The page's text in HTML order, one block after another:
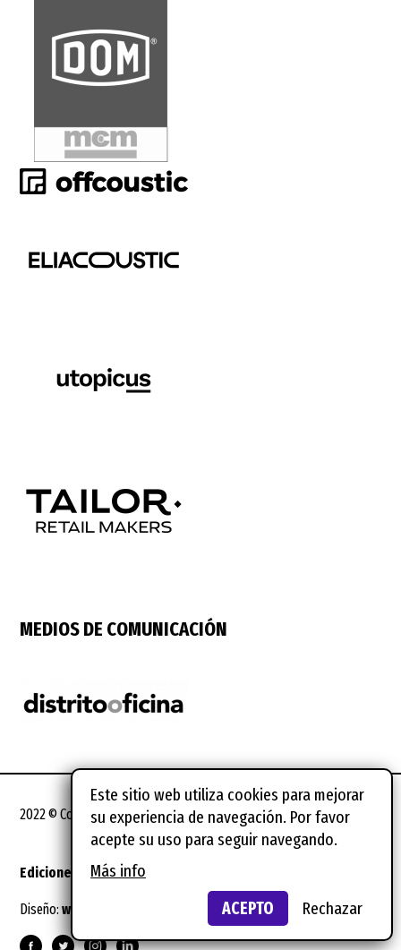
MEDIOS DE COMUNICACIÓN
2022 © Coworking Spain Conference
Ediciones anteriores
Diseño:wild wild web Suscríbete al newsletter
Este sitio web utiliza cookies para mejorar
su experiencia de navegación. Por favor
acepte su uso para seguir navegando.
Más info
ACEPTO
Rechazar